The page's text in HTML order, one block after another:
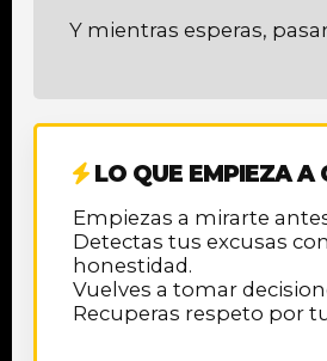
Y mientras esperas,
LO QUE EMPIEZA A
Empiezas a mirarte
Detectas tus excusas
honestidad.
Vuelves a tomar
Recuperas respeto por